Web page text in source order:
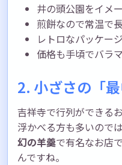
井の頭公園をイメ
煎餅なので常温で
レトロなパッケー
価格も手頃でバラ
2. 小ざさの「最
吉祥寺で行列ができる
浮かべる方も多いので
幻の羊羹で有名なお店
んですね。